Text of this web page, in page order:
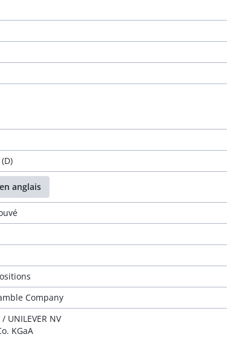
anglais
Company
/ UNILEVER NV
KGaA